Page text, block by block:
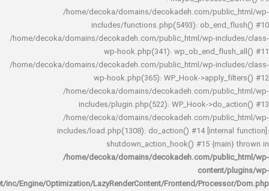
/home/decoka/domains/decokadeh.com/
includes/functions.php(5493):
/home/decoka/domains/decokadeh.com/public_html/wp-
wp-hook.php(341):
/home/decoka/domains/decokadeh.com/public_html/wp-
wp-hook.php(365): WP_Hook-
/home/decoka/domains/decokadeh.com/
includes/plugin.php(522): WP_Hook-
/home/decoka/domains/decokadeh.com/
includes/load.php(1308): do_action() #14
shutdown_action_hook() #15
/home/decoka/domains/decokadeh.com/
rocket/inc/Engine/Optimization/LazyRenderContent/Frontend/